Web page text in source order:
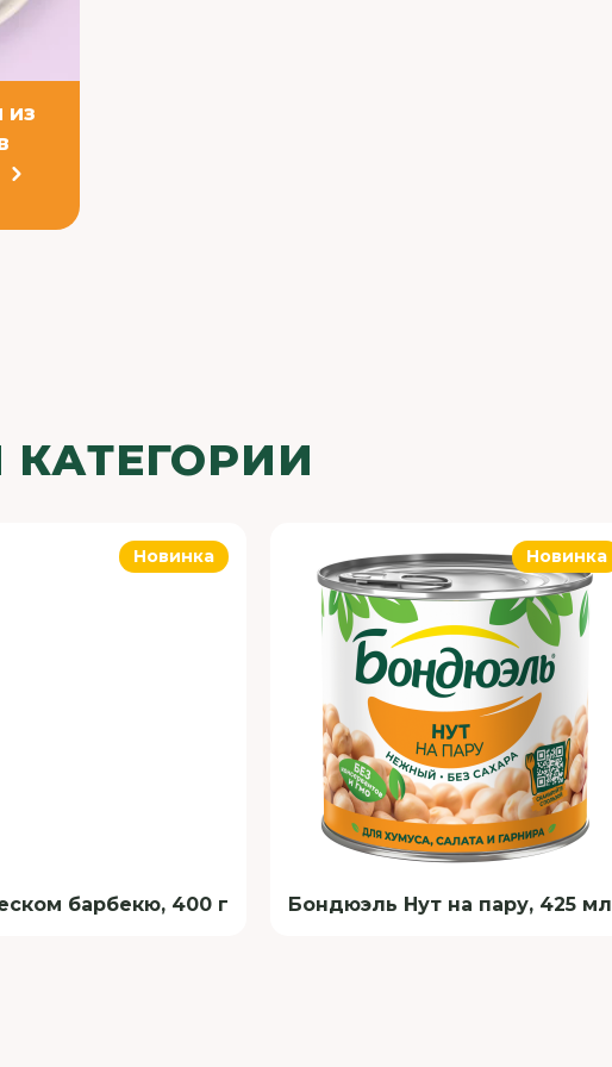
из
Новинка
барбекю, 400 г
Новинка
Бондюэль Нут на пару, 425 мл